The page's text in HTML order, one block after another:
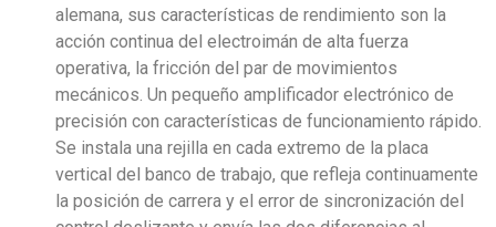
alemana, sus características de rendimiento son la
acción continua del electroimán de alta fuerza
operativa, la fricción del par de movimientos
mecánicos. Un pequeño amplificador electrónico de
precisión con características de funcionamiento rápido.
Se instala una rejilla en cada extremo de la placa
vertical del banco de trabajo, que refleja continuamente
la posición de carrera y el error de sincronización del